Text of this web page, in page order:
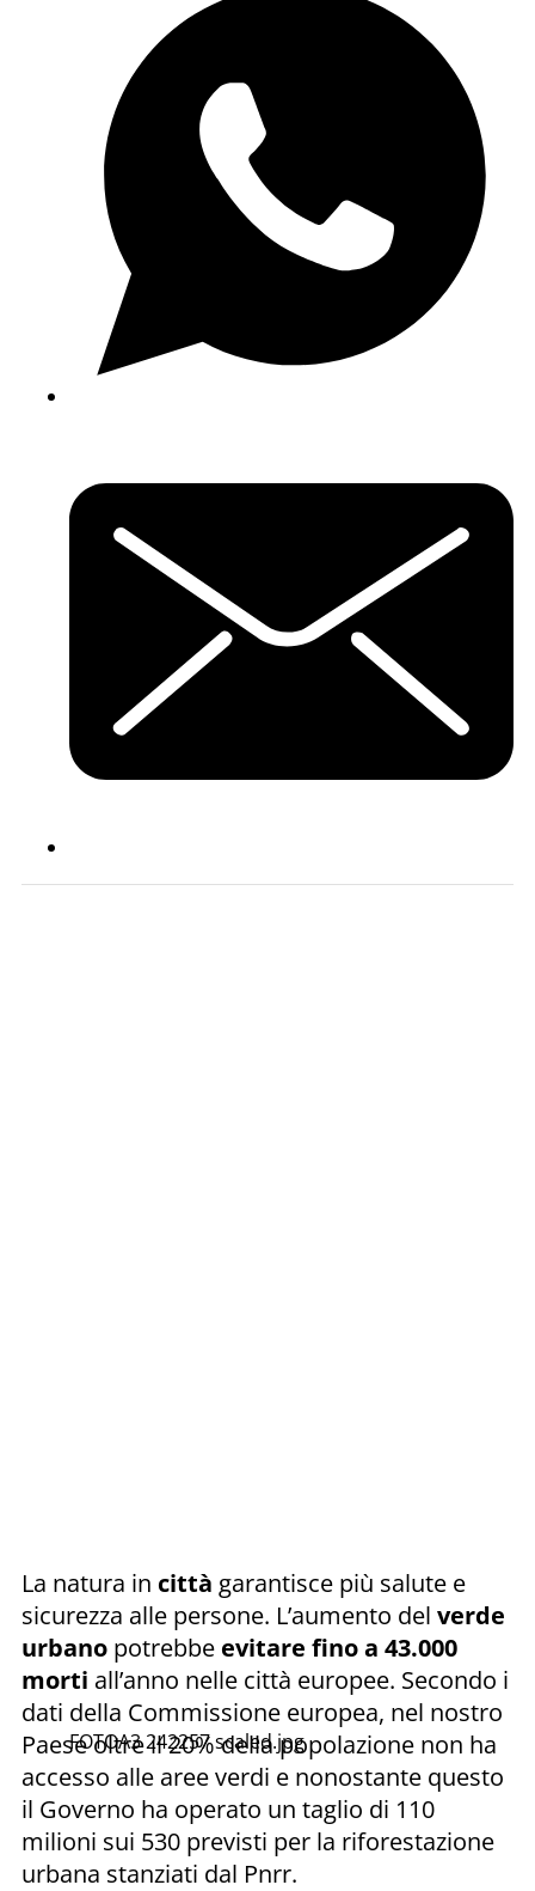
FOTOA3 242257 scaled.jpg
La natura in città garantisce più salute e
sicurezza alle persone. L’aumento del verde
urbano potrebbe evitare fino a 43.000
morti all’anno nelle città europee. Secondo i
dati della Commissione europea, nel nostro
Paese oltre il 20% della popolazione non ha
accesso alle aree verdi e nonostante questo
il Governo ha operato un taglio di 110
milioni sui 530 previsti per la riforestazione
urbana stanziati dal Pnrr.